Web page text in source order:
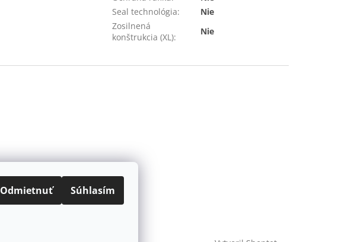
Odmietnuť Súhlasím
Seal technológia:
Nie
Zosilnená
konštrukcia (XL):
Nie